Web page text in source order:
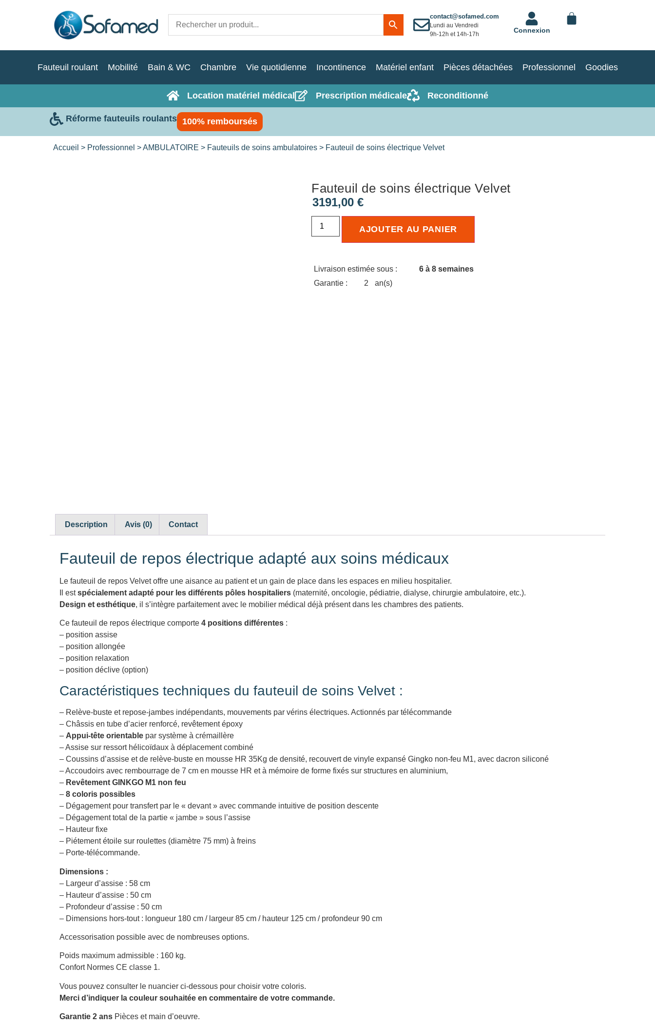
contact@sofamed.com
Lundi au Vendredi
9h-12h et 14h-17h
Connexion
Fauteuil roulant Mobilité Bain & WC Chambre Vie quotidienne Incontinence Matériel enfant Pièces détachées Professionnel Goodies
Location matériel médical Prescription médicale Reconditionné
Réforme fauteuils roulants 100% remboursés
Accueil > Professionnel >AMBULATOIRE > Fauteuils de soins ambulatoires > Fauteuil de soins électrique Velvet
Fauteuil de soins électrique Velvet
3191,00 €
AJOUTER AU PANIER
Livraison estimée sous :
6 à 8 semaines
Garantie :
2 an(s)
Description Avis (0) Contact
Fauteuil de repos électrique adapté aux soins médicaux
Le fauteuil de repos Velvet offre une aisance au patient et un gain de place dans les espaces en milieu hospitalier.
Il estspécialement adapté pour les différents pôles hospitaliers (maternité, oncologie, pédiatrie, dialyse, chirurgie ambulatoire, etc.).
Design et esthétique, il s’intègre parfaitement avec le mobilier médical déjà présent dans les chambres des patients.
Ce fauteuil de repos électrique comporte 4 positions différentes :
– position assise
– position allongée
– position relaxation
– position déclive (option)
Caractéristiques techniques du fauteuil de soins Velvet :
– Relève-buste et repose-jambes indépendants, mouvements par vérins électriques. Actionnés par télécommande
– Châssis en tube d’acier renforcé, revêtement époxy
– Appui-tête orientable par système à crémaillère
– Assise sur ressort hélicoïdaux à déplacement combiné
– Coussins d’assise et de relève-buste en mousse HR 35Kg de densité, recouvert de vinyle expansé Gingko non-feu M1, avec dacron siliconé
– Accoudoirs avec rembourrage de 7 cm en mousse HR et à mémoire de forme fixés sur structures en aluminium,
– Revêtement GINKGO M1 non feu
– 8 coloris possibles
– Dégagement pour transfert par le « devant » avec commande intuitive de position descente
– Dégagement total de la partie « jambe » sous l’assise
– Hauteur fixe
– Piétement étoile sur roulettes (diamètre 75 mm) à freins
– Porte-télécommande.
Dimensions :
– Largeur d’assise : 58 cm
– Hauteur d’assise : 50 cm
– Profondeur d’assise : 50 cm
– Dimensions hors-tout : longueur 180 cm / largeur 85 cm / hauteur 125 cm / profondeur 90 cm
Accessorisation possible avec de nombreuses options.
Poids maximum admissible : 160 kg.
Confort Normes CE classe 1.
Vous pouvez consulter le nuancier ci-dessous pour choisir votre coloris.
Merci d’indiquer la couleur souhaitée en commentaire de votre commande.
Garantie 2 ans Pièces et main d’oeuvre.